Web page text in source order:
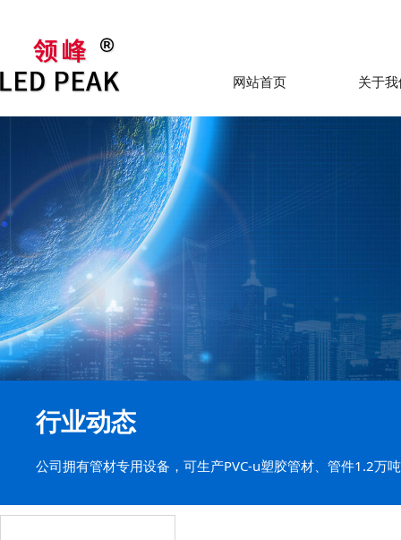
网站首页 关于
行业动态
公司拥有管材专用设备，可生产PVC-u塑胶管材、管件1.2万